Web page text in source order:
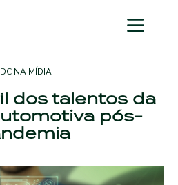
NA MÍDIA
dos talentos da
pós-